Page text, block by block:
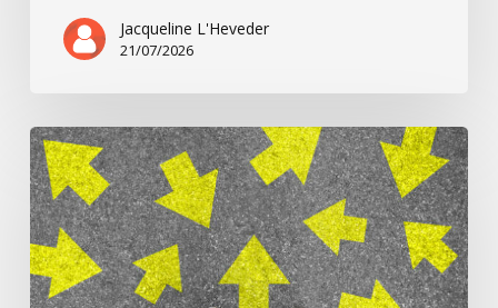
Jacqueline L'Heveder
21/07/2026
Ça
commence
avec
Villarsbrandis…